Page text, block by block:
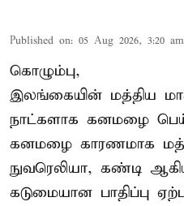
Published on: 05 Aug 2026, 3:20 am
கொழும்பு,
இலங்கையின் மத்திய
நாட்களாக கனமழை
கனமழை காரணமாக
நுவரெலியா, கண்டி
கடுமையான பாதிப்பு